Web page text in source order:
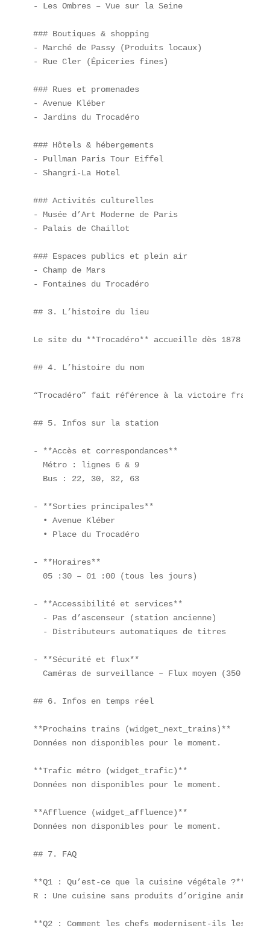
- Les Ombres – Vue sur la Seine
### Boutiques & shopping
- Marché de Passy (Produits locaux)
- Rue Cler (Épiceries fines)
### Rues et promenades
- Avenue Kléber
- Jardins du Trocadéro
### Hôtels & hébergements
- Pullman Paris Tour Eiffel
- Shangri-La Hotel
### Activités culturelles
- Musée d’Art Moderne de Paris
- Palais de Chaillot
### Espaces publics et plein air
- Champ de Mars
- Fontaines du Trocadéro
## 3. L’histoire du lieu
Le site du **Trocadéro** accueille dès 1878
## 4. L’histoire du nom
“Trocadéro” fait référence à la victoire
## 5. Infos sur la station
- **Accès et correspondances**
  Métro : lignes 6 & 9
  Bus : 22, 30, 32, 63
- **Sorties principales**
  • Avenue Kléber
  • Place du Trocadéro
- **Horaires**
  05 :30 – 01 :00 (tous les jours)
- **Accessibilité et services**
  - Pas d’ascenseur (station ancienne)
  - Distributeurs automatiques de titres
- **Sécurité et flux**
Caméras de surveillance – Flux moyen (350 000
## 6. Infos en temps réel
**Prochains trains (widget_next_trains)**
Données non disponibles pour le moment.
**Trafic métro (widget_trafic)**
Données non disponibles pour le moment.
**Affluence (widget_affluence)**
Données non disponibles pour le moment.
## 7. FAQ
**Q1 : Qu’est-ce que la cuisine végétale ?**
R : Une cuisine sans produits d’origine animale,
**Q2 : Comment les chefs modernisent-ils les